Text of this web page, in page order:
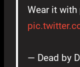
Wear it with
— Dead by